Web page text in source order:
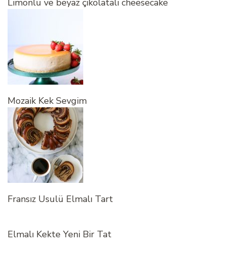
Mozaik Kek Sevgim
Fransız Usulü Elmalı Tart
Elmalı Kekte Yeni Bir Tat